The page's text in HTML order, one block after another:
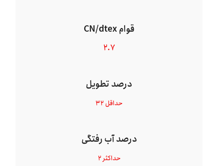
قوام CN/dtex
۲.۷
درصد تطویل
حداقل ۳۲
درصد آب رفتگی
حداکثر ۲